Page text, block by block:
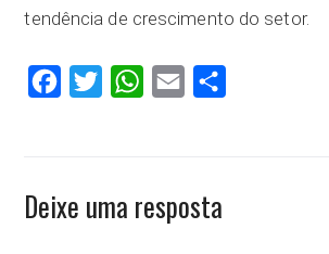
tendência de crescimento do setor.
FacebookTwitter WhatsApp
Email
Deixe uma resposta